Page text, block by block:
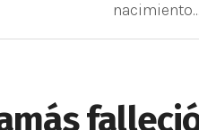
nacimiento...